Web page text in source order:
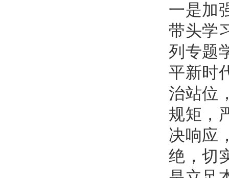
一是加
带头学
列专题
平新时
治站位
规矩，
决响应
绝，切